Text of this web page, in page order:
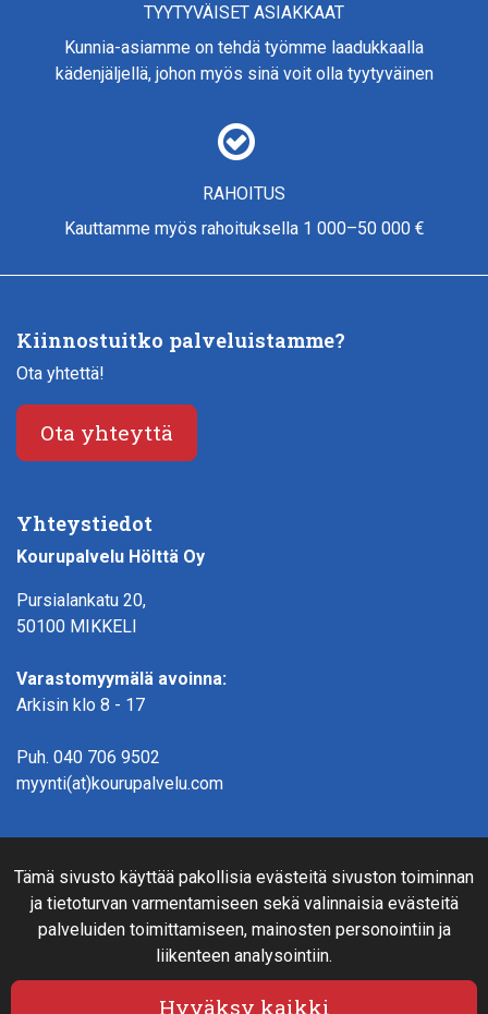
Tämä sivusto käyttää pakollisia evästeitä sivuston toiminnan
ja tietoturvan varmentamiseen sekä valinnaisia evästeitä
palveluiden toimittamiseen, mainosten personointiin ja
liikenteen analysointiin.
Hyväksy kaikki
TYYTYVÄISET ASIAKKAAT
Kunnia-asiamme on tehdä työmme laadukkaalla
kädenjäljellä, johon myös sinä voit olla tyytyväinen
RAHOITUS
Kauttamme myös rahoituksella 1 000–50 000 €
Kiinnostuitko palveluistamme?
Ota yhtettä!
Ota yhteyttä
Yhteystiedot
Kourupalvelu Hölttä Oy
Pursialankatu 20,
50100 MIKKELI
Varastomyymälä avoinna:
Arkisin klo 8 - 17
Puh. 040 706 9502
myynti(at)kourupalvelu.com
Rahoitus
Näin teet ostoksia verkkokaupassa
Sopimusehdot- ja toimitusehdot